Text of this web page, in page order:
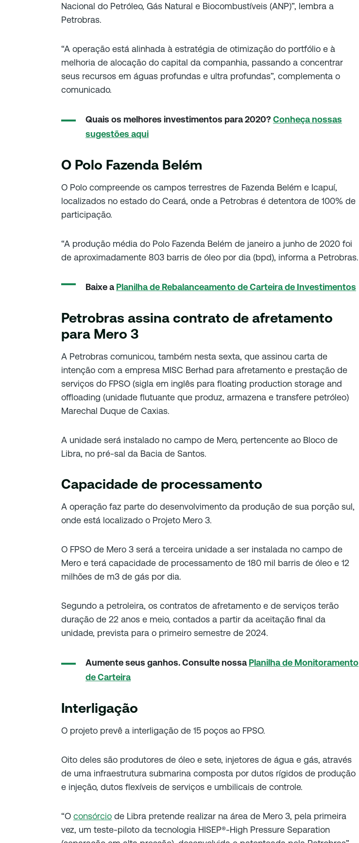
Nacional do Petróleo, Gás Natural e Biocombustíveis (ANP)”, lembra a
Petrobras.
“A operação está alinhada à estratégia de otimização do portfólio e à
melhoria de alocação do capital da companhia, passando a concentrar
seus recursos em águas profundas e ultra profundas”, complementa o
comunicado.
Quais os melhores investimentos para 2020? Conheça nossas
sugestões aqui
O Polo Fazenda Belém
O Polo compreende os campos terrestres de Fazenda Belém e Icapuí,
localizados no estado do Ceará, onde a Petrobras é detentora de 100% de
participação.
“A produção média do Polo Fazenda Belém de janeiro a junho de 2020 foi
de aproximadamente 803 barris de óleo por dia (bpd), informa a Petrobras.
Baixe a Planilha de Rebalanceamento de Carteira de Investimentos
Petrobras assina contrato de afretamento
para Mero 3
A Petrobras comunicou, também nesta sexta, que assinou carta de
intenção com a empresa MISC Berhad para afretamento e prestação de
serviços do FPSO (sigla em inglês para floating production storage and
offloading (unidade flutuante que produz, armazena e transfere petróleo)
Marechal Duque de Caxias.
A unidade será instalado no campo de Mero, pertencente ao Bloco de
Libra, no pré-sal da Bacia de Santos.
Capacidade de processamento
A operação faz parte do desenvolvimento da produção de sua porção sul,
onde está localizado o Projeto Mero 3.
O FPSO de Mero 3 será a terceira unidade a ser instalada no campo de
Mero e terá capacidade de processamento de 180 mil barris de óleo e 12
milhões de m3 de gás por dia.
Segundo a petroleira, os contratos de afretamento e de serviços terão
duração de 22 anos e meio, contados a partir da aceitação final da
unidade, prevista para o primeiro semestre de 2024.
Aumente seus ganhos. Consulte nossa Planilha de Monitoramento
de Carteira
Interligação
O projeto prevê a interligação de 15 poços ao FPSO.
Oito deles são produtores de óleo e sete, injetores de água e gás, através
de uma infraestrutura submarina composta por dutos rígidos de produção
e injeção, dutos flexíveis de serviços e umbilicais de controle.
“O consórcio de Libra pretende realizar na área de Mero 3, pela primeira
vez, um teste-piloto da tecnologia HISEP®-High Pressure Separation